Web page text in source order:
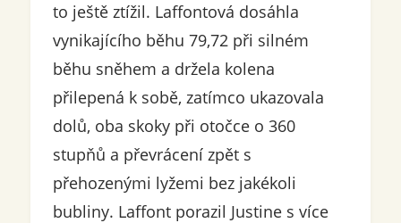
to ještě ztížil. Laffontová dosáhla
vynikajícího běhu 79,72 při silném
běhu sněhem a držela kolena
přilepená k sobě, zatímco ukazovala
dolů, oba skoky při otočce o 360
stupňů a převrácení zpět s
přehozenými lyžemi bez jakékoli
bubliny. Laffont porazil Justine s více